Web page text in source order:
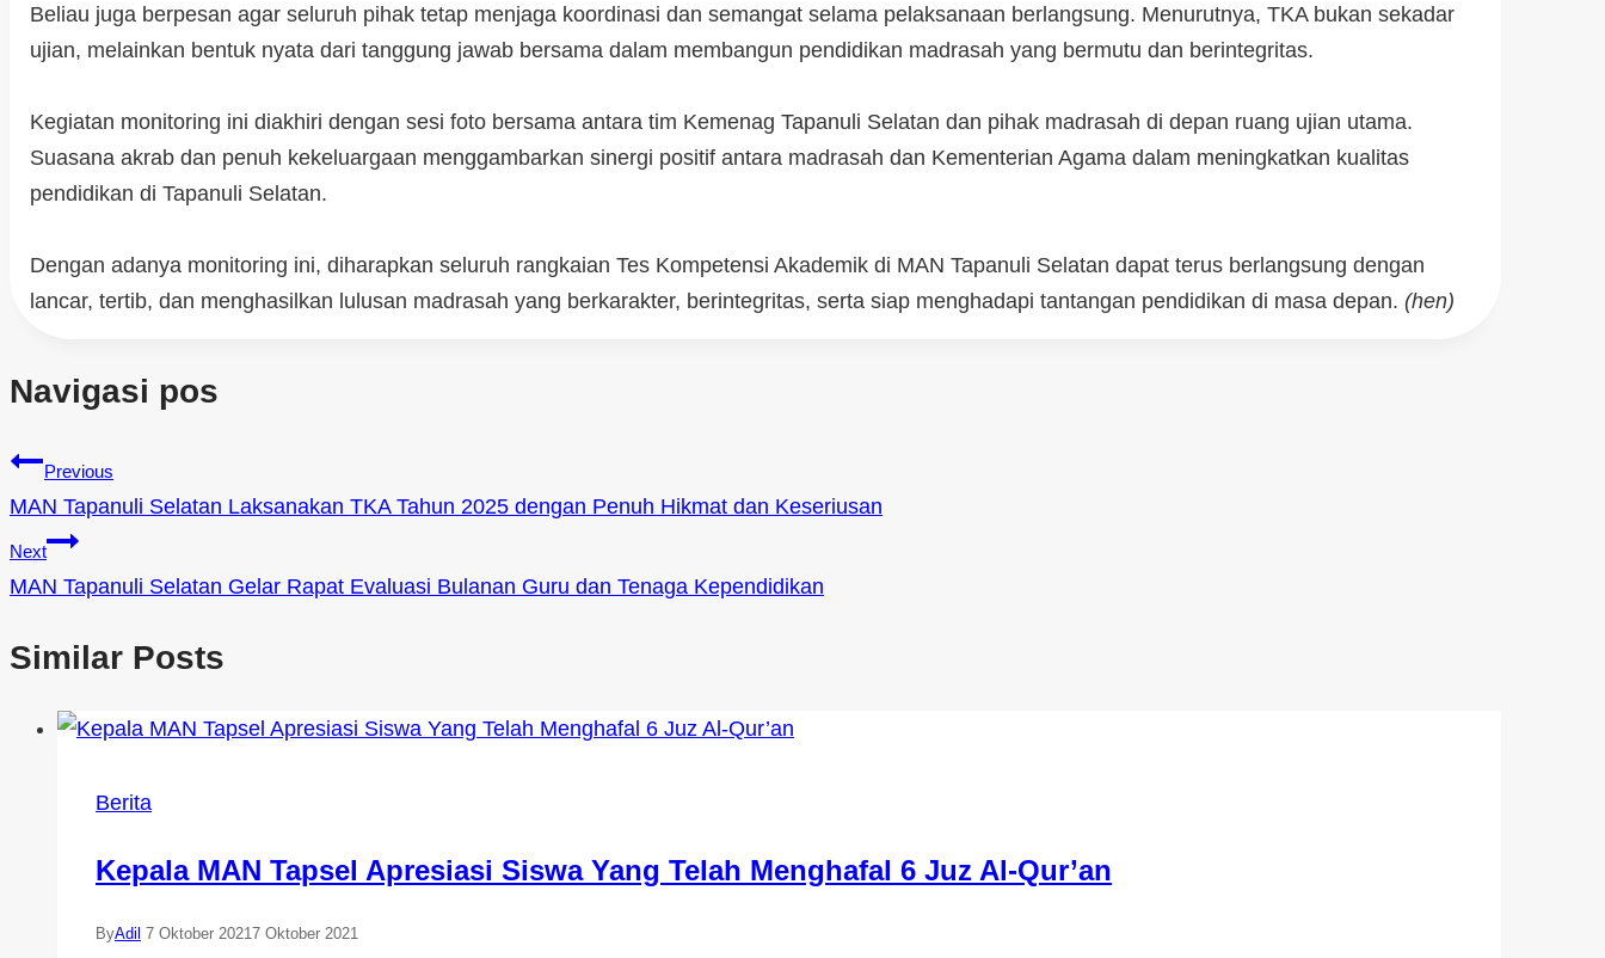
Beliau juga berpesan agar seluruh pihak tetap menjaga koordinasi dan semangat selama pelaksanaan berlangsung. Menurutnya, TKA bukan sekadar
ujian, melainkan bentuk nyata dari tanggung jawab bersama dalam membangun pendidikan madrasah yang bermutu dan berintegritas.
Kegiatan monitoring ini diakhiri dengan sesi foto bersama antara tim Kemenag Tapanuli Selatan dan pihak madrasah di depan ruang ujian utama.
Suasana akrab dan penuh kekeluargaan menggambarkan sinergi positif antara madrasah dan Kementerian Agama dalam meningkatkan kualitas
pendidikan di Tapanuli Selatan.
Dengan adanya monitoring ini, diharapkan seluruh rangkaian Tes Kompetensi Akademik di MAN Tapanuli Selatan dapat terus berlangsung dengan
lancar, tertib, dan menghasilkan lulusan madrasah yang berkarakter, berintegritas, serta siap menghadapi tantangan pendidikan di masa depan. (hen)
Navigasi pos
Previous
MAN Tapanuli Selatan Laksanakan TKA Tahun 2025 dengan Penuh Hikmat dan Keseriusan
Next
MAN Tapanuli Selatan Gelar Rapat Evaluasi Bulanan Guru dan Tenaga Kependidikan
Similar Posts
Berita
Kepala MAN Tapsel Apresiasi Siswa Yang Telah Menghafal 6 Juz Al-Qur’an
ByAdil 7 Oktober 2021 7 Oktober 2021